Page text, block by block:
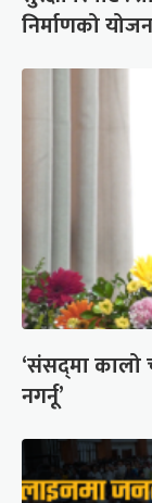
निर्माणको
‘संसद्‍मा कालो
नगर्नू’